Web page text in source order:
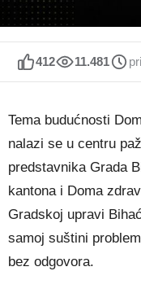
412 11.481
Tema budućnosti
nalazi se u centru
predstavnika Grada
kantona i Doma
Gradskoj upravi
samoj suštini
bez odgovora.